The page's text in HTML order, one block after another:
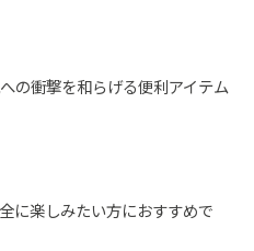
の衝撃を和らげる便利アイテム
に楽しみたい方におすすめで